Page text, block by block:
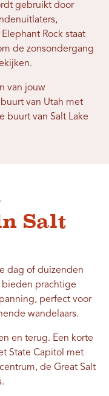
gebruikt door
Rock staat
de zonsondergang
van jouw
van Utah met
buurt van Salt Lake
Salt
dag of duizenden
bieden prachtige
perfect voor
wandelaars.
en terug. Een korte
State Capitol met
de Great Salt